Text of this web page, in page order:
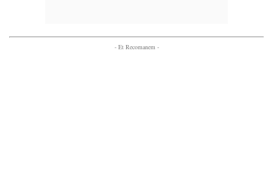
- Et Recomanem -